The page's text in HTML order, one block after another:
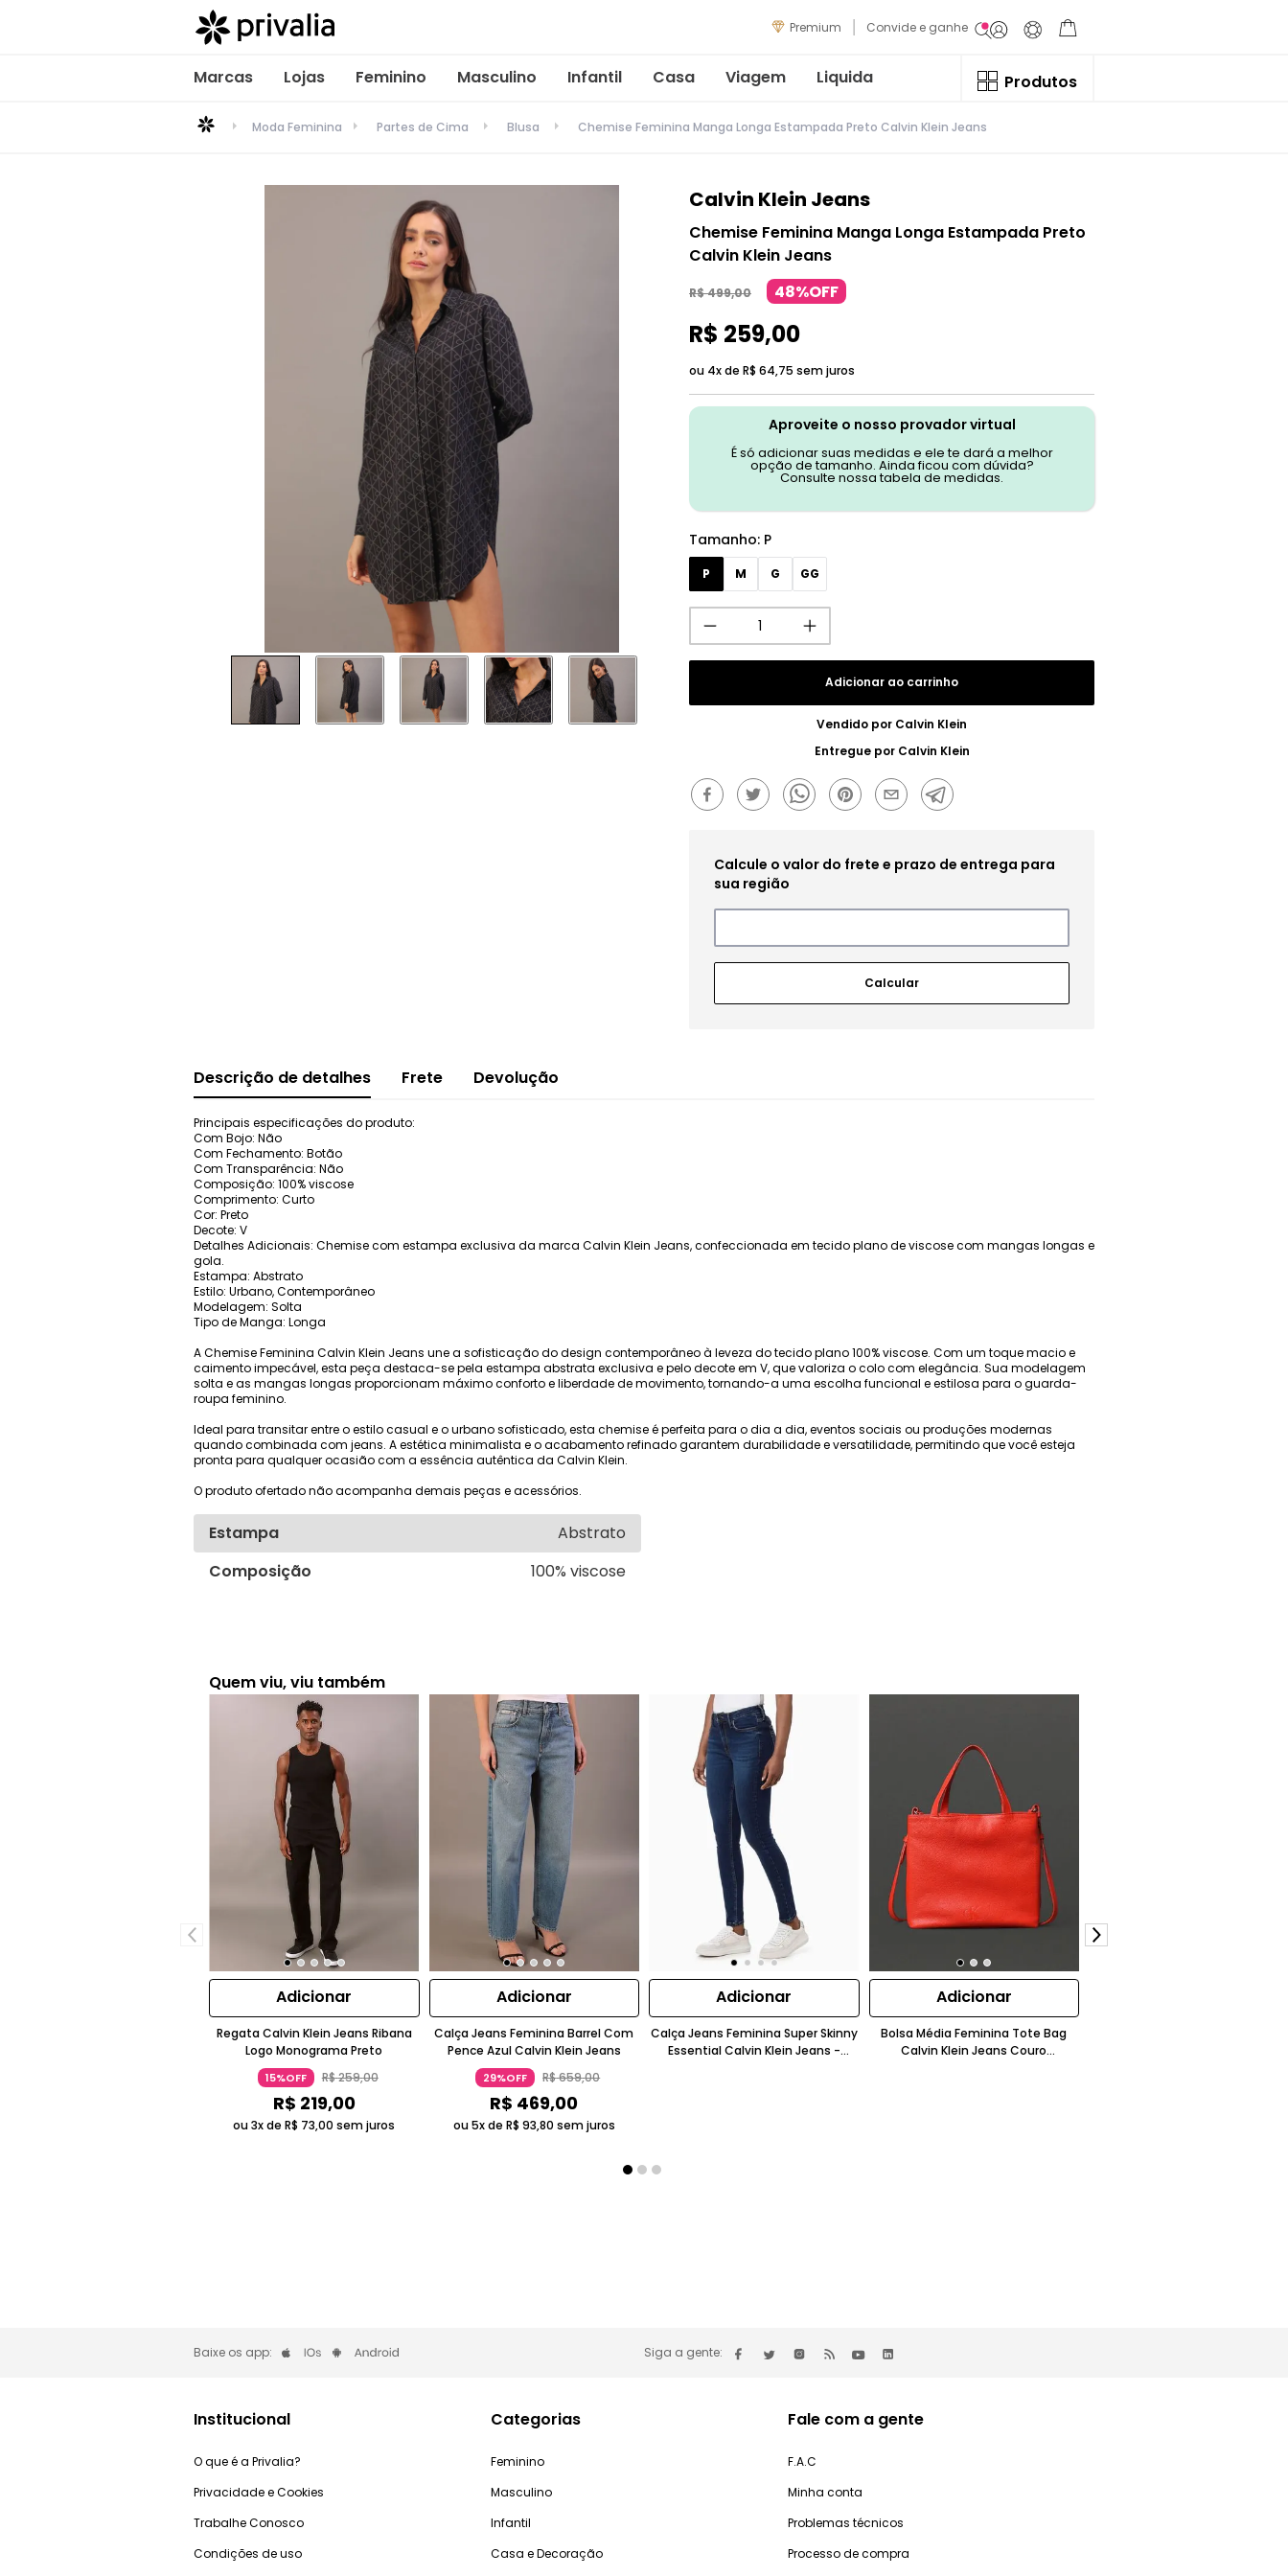
Premium Convide e ganhe
Marcas Lojas Feminino Masculino Infantil Casa Viagem Liquida Produtos
Moda Feminina Partes de Cima Blusa Chemise Feminina Manga Longa Estampada Preto Calvin Klein Jeans
Calvin Klein Jeans
Chemise Feminina Manga Longa Estampada Preto
Calvin Klein Jeans
R$499,00 48%OFF
R$ 259,00
ou 4x de R$ 64,75 sem juros
Aproveite o nosso provador virtual
É só adicionar suas medidas e ele te dará a melhor
opção de tamanho. Ainda ficou com dúvida?
Consulte nossa tabela de medidas.
Tamanho: P
P M G GG
Adicionar ao carrinho
Vendido por Calvin Klein
Entregue por Calvin Klein
Descrição de detalhes Frete Devolução
Principais especificações do produto:
Com Bojo: Não
Com Fechamento: Botão
Com Transparência: Não
Composição: 100% viscose
Comprimento: Curto
Cor: Preto
Decote: V
Detalhes Adicionais: Chemise com estampa exclusiva da marca Calvin Klein Jeans, confeccionada em tecido plano de viscose com mangas longas e
gola.
Estampa: Abstrato
Estilo: Urbano, Contemporâneo
Modelagem: Solta
Tipo de Manga: Longa
A Chemise Feminina Calvin Klein Jeans une a sofisticação do design contemporâneo à leveza do tecido plano 100% viscose. Com um toque macio e
caimento impecável, esta peça destaca-se pela estampa abstrata exclusiva e pelo decote em V, que valoriza o colo com elegância. Sua modelagem
solta e as mangas longas proporcionam máximo conforto e liberdade de movimento, tornando-a uma escolha funcional e estilosa para o guarda-
roupa feminino.
Ideal para transitar entre o estilo casual e o urbano sofisticado, esta chemise é perfeita para o dia a dia, eventos sociais ou produções modernas
quando combinada com jeans. A estética minimalista e o acabamento refinado garantem durabilidade e versatilidade, permitindo que você esteja
pronta para qualquer ocasião com a essência autêntica da Calvin Klein.
O produto ofertado não acompanha demais peças e acessórios.
Estampa
Abstrato
Composição
100% viscose
Quem viu, viu também
Adicionar
Regata Calvin Klein Jeans Ribana
Logo Monograma Preto
15%OFF R$259,00
R$ 219,00
ou 3x deR$ 73,00 sem juros
Adicionar
Calça Jeans Feminina Barrel Com
Pence Azul Calvin Klein Jeans
29%OFF R$659,00
R$ 469,00
ou 5x de R$ 93,80 sem juros
Adicionar
Calça Jeans Feminina Super Skinny
Essential Calvin Klein Jeans -
Adicionar
Bolsa Média Feminina Tote Bag
Calvin Klein Jeans Couro
Baixe os app: Siga a gente:
Institucional
O que é a Privalia?
Privacidade e Cookies
Trabalhe Conosco
Condições de uso
Categorias
Feminino
Masculino
Infantil
Casa e Decoração
Fale com a gente
F.A.C
Minha conta
Problemas técnicos
Processo de compra